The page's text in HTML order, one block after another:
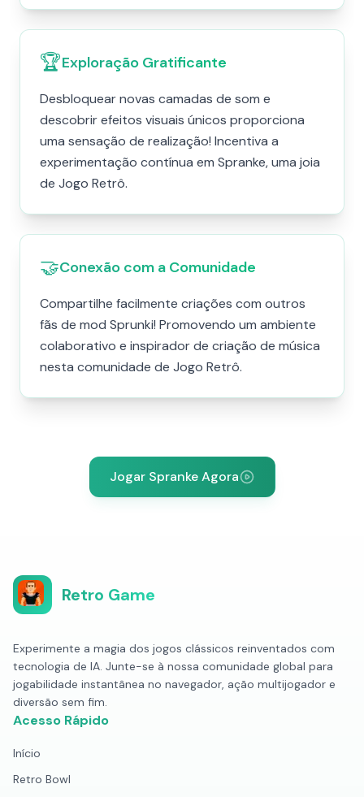
🏆Exploração Gratificante
Desbloquear novas camadas de som e
descobrir efeitos visuais únicos proporciona
uma sensação de realização! Incentiva a
experimentação contínua em Spranke, uma joia
de Jogo Retrô.
🤝Conexão com a Comunidade
Compartilhe facilmente criações com outros
fãs de mod Sprunki! Promovendo um ambiente
colaborativo e inspirador de criação de música
nesta comunidade de Jogo Retrô.
Jogar Spranke Agora
Retro Game
Experimente a magia dos jogos clássicos reinventados com
tecnologia de IA. Junte-se à nossa comunidade global para
jogabilidade instantânea no navegador, ação multijogador e
diversão sem fim.
Acesso Rápido
Início
Retro Bowl